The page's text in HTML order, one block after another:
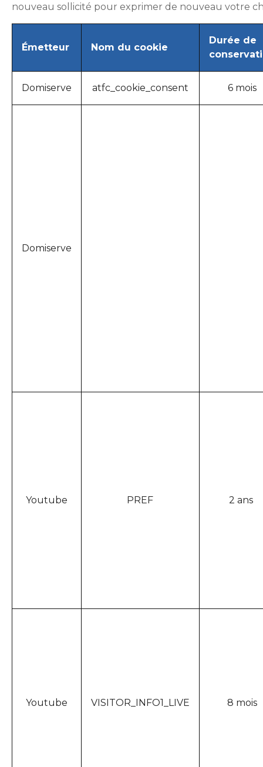
nouveau sollicité pour exprimer de nouveau votre
Émetteur Nom du cookie
Durée de
Domiserve atfc_cookie_consent 6 mois
Domiserve
Youtube PREF 2 ans
Youtube VISITOR_INFO1_LIVE 8 mois